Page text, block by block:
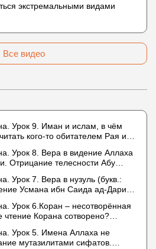
экстремальными видами
Все видео
Урок 9. Иман и ислам, в чём
кого-то обитателем Рая или
Урок 8. Вера в видение Аллаха
Отрицание телесности Абу
Дарими. Иман – это слова,
Урок 7. Вера в нузуль (букв.:
Усмана ибн Саида ад-Дарими
движением?
Урок 6.Коран – несотворённая
Корана сотворено?
Урок 5. Имена Аллаха не
мутазилитами сифатов.